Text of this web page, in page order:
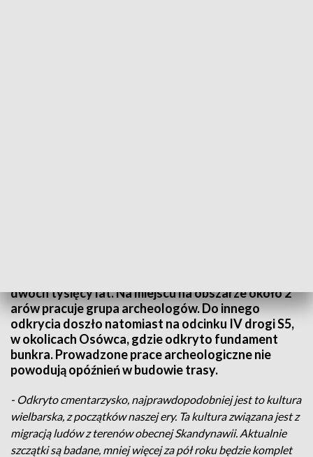
dwóch tysięcy lat. Na miejscu na obszarze około 2
arów pracuje grupa archeologów. Do innego
odkrycia doszło natomiast na odcinku IV drogi S5,
w okolicach Osówca, gdzie odkryto fundament
bunkra. Prowadzone prace archeologiczne nie
powodują opóźnień w budowie trasy.
- Odkryto cmentarzysko, najprawdopodobniej jest to kultura
wielbarska, z początków naszej ery. Ta kultura związana jest z
migracją ludów z terenów obecnej Skandynawii. Aktualnie
szczątki są badane, mniej więcej za pół roku będzie komplet